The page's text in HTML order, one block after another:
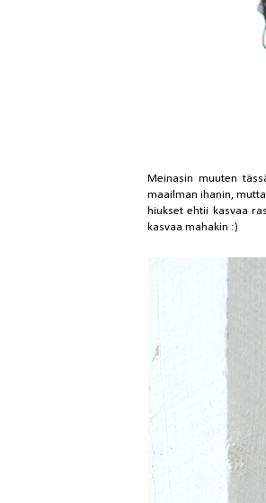
Meinasin muuten
maailman ihanin,
hiukset ehtii kasvaa
kasvaa mahakin :)